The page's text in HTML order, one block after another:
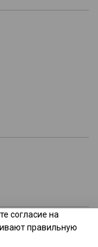
права защищены.
согласие на
правильную